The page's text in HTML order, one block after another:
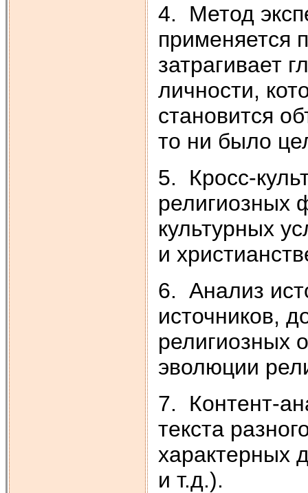
4. Метод
применяется
затрагивает
личности,
становится
то ни было
5. Кросс-
религиозных
культурных
и
6. Анализ
источников,
религиозных
эволюции
7. Контент-
текста
характерных
и т.д.).